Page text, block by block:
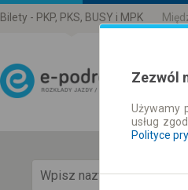
Bilety - PKP, PKS, BUSY i MPK
Zezwól
Używamy
usług
Polityce